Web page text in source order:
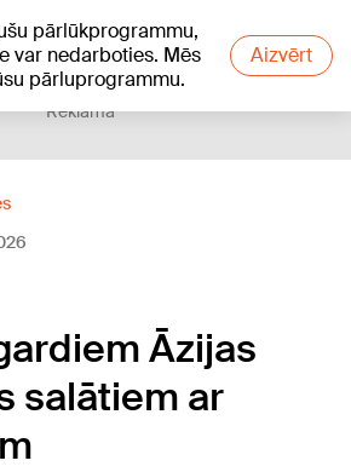
pārlūkprogrammu,
var nedarboties. Mēs
pārluprogrammu.
Aizvērt
Reklāma
Āzijas
salātiem ar